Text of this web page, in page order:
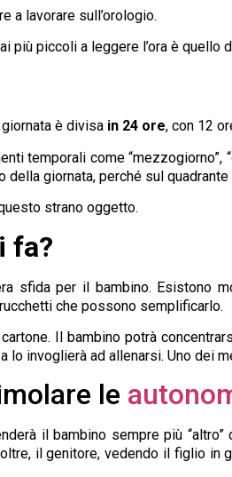
a lavorare sull’orologio.
più piccoli a leggere l’ora è quello
è divisa in 24 ore, con 12
temporali come “mezzogiorno”,
giornata, perché sul
strano oggetto.
fa?
sfida per il bambino. Esistono
che possono semplificarlo.
Il bambino potrà
invoglierà ad allenarsi. Uno dei
le
il bambino sempre più
il genitore, vedendo il figlio